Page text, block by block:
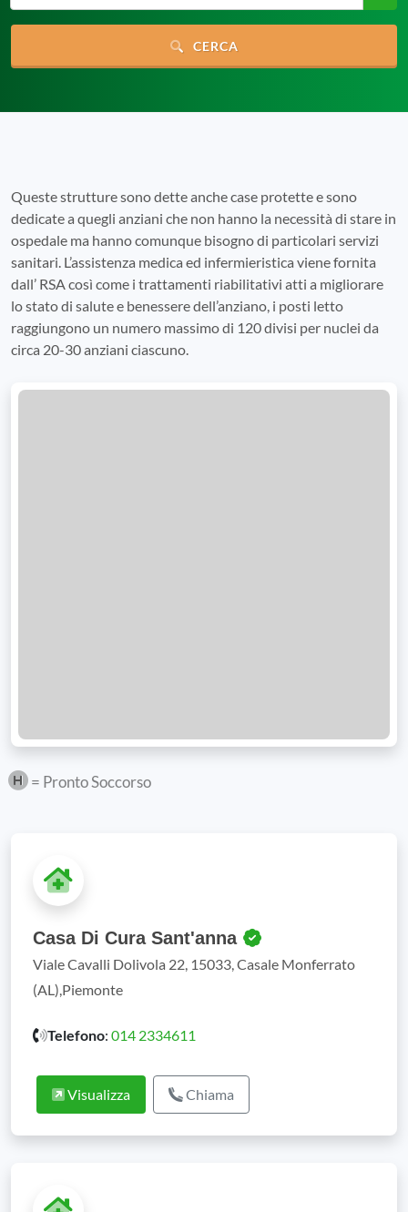
CERCA
Queste strutture sono dette anche case protette e sono
dedicate a quegli anziani che non hanno la necessità di stare in
ospedale ma hanno comunque bisogno di particolari servizi
sanitari. L’assistenza medica ed infermieristica viene fornita
dall’ RSA così come i trattamenti riabilitativi atti a migliorare
lo stato di salute e benessere dell’anziano, i posti letto
raggiungono un numero massimo di 120 divisi per nuclei da
circa 20-30 anziani ciascuno.
= Pronto Soccorso
Casa Di Cura Sant'anna
Viale Cavalli Dolivola 22, 15033, Casale Monferrato
(AL),Piemonte
Telefono: 014 2334611
Visualizza Chiama